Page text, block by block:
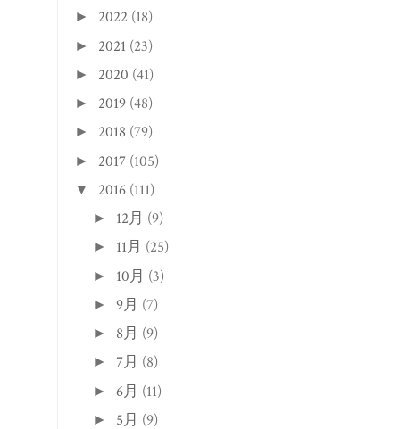
► 2022 (18)
► 2021 (23)
► 2020 (41)
► 2019 (48)
► 2018 (79)
► 2017 (105)
▼ 2016 (111)
► 12月 (9)
► 11月 (25)
► 10月 (3)
►9月 (7)
► 8月 (9)
►7月 (8)
►6月 (11)
► 5月 (9)